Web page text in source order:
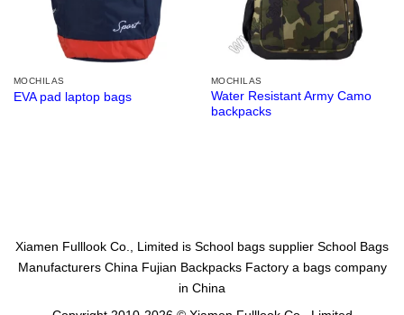
MOCHILAS
EVA pad laptop bags
MOCHILAS
Water Resistant Army Camo
backpacks
Xiamen Fulllook Co., Limited is School bags supplier School Bags
Manufacturers China Fujian Backpacks Factorya bags company
in China